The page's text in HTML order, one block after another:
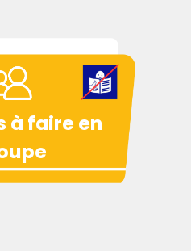
à faire en